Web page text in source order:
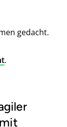
gedacht.
.